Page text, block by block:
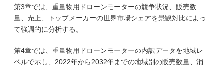
第3章では、重量物用ドローンモーターの競争状況、販売数
量、売上、トップメーカーの世界市場シェアを景観対比によっ
て強調的に分析する。
第4章では、重量物用ドローンモーターの内訳データを地域レ
ベルで示し、2022年から2032年までの地域別の販売数量、消